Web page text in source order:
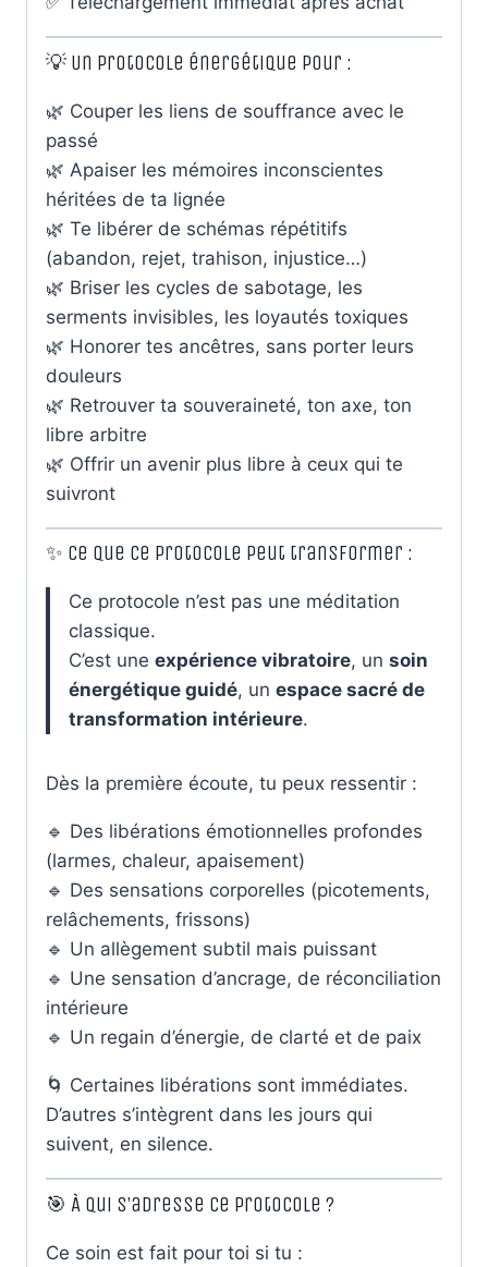
💡 Un protocole énergétique pour :
🌿 Couper les liens de souffrance avec le
passé
🌿 Apaiser les mémoires inconscientes
héritées de ta lignée
🌿 Te libérer de schémas répétitifs
(abandon, rejet, trahison, injustice…)
🌿 Briser les cycles de sabotage, les
serments invisibles, les loyautés toxiques
🌿 Honorer tes ancêtres, sans porter leurs
douleurs
🌿 Retrouver ta souveraineté, ton axe, ton
libre arbitre
🌿 Offrir un avenir plus libre à ceux qui te
suivront
✨ Ce que ce protocole peut transformer :
Ce protocole n’est pas une méditation
classique.
C’est une expérience vibratoire, un soin
énergétique guidé, un espace sacré de
transformation intérieure.
Dès la première écoute, tu peux ressentir :
🔹 Des libérations émotionnelles profondes
(larmes, chaleur, apaisement)
🔹 Des sensations corporelles (picotements,
relâchements, frissons)
🔹 Un allègement subtil mais puissant
🔹 Une sensation d’ancrage, de réconciliation
intérieure
🔹 Un regain d’énergie, de clarté et de paix
🌀 Certaines libérations sont immédiates.
D’autres s’intègrent dans les jours qui
suivent, en silence.
🎯 À qui s’adresse ce protocole ?
Ce soin est fait pour toi si tu :